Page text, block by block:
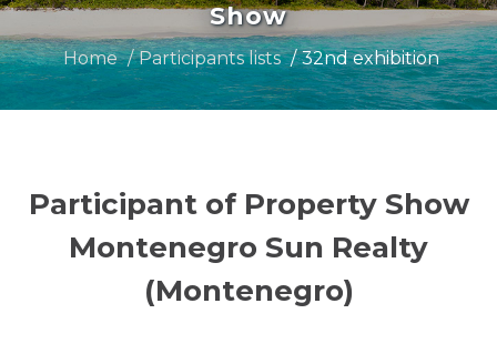
Show
Home Participants lists 32nd exhibition
Participant of Property Show
Montenegro Sun Realty
(Montenegro)